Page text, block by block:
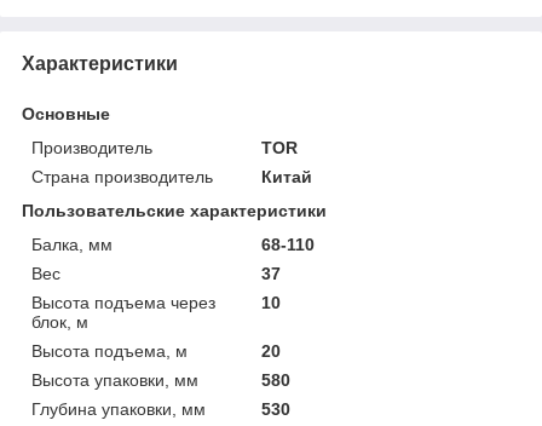
Характеристики
Основные
Производитель
TOR
Страна производитель
Китай
Пользовательские характеристики
Балка, мм
68-110
Вес
37
Высота подъема через
блок, м
10
Высота подъема, м
20
Высота упаковки, мм
580
Глубина упаковки, мм
530